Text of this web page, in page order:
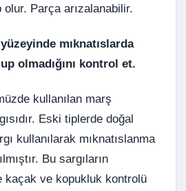
olur. Parça arızalanabilir.
mıknatıslarda
olmadığını kontrol et.
kullanılan marş
Eski tiplerde doğal
kullanılarak mıknatıslanma
Bu sargıların
kaçak ve kopukluk kontrolü